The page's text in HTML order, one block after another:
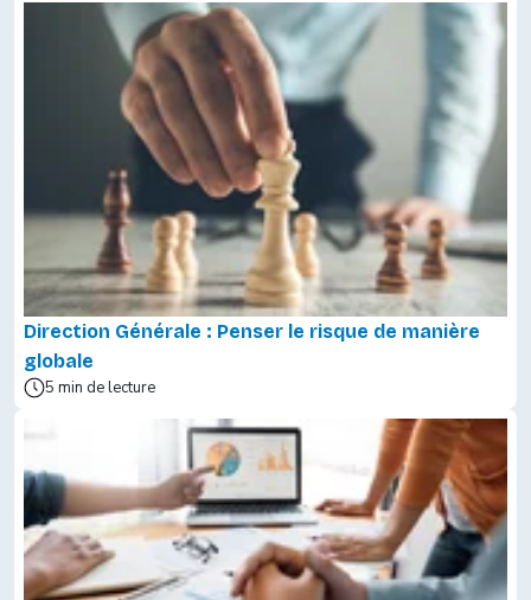
Direction Générale : Penser le risque de manière
globale
5 min de lecture